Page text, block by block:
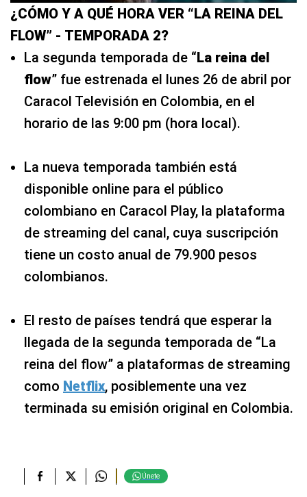
¿CÓMO Y A QUÉ HORA VER “LA REINA DEL
FLOW” - TEMPORADA 2?
La segunda temporada de “La reina del
flow” fue estrenada el lunes 26 de abril por
Caracol Televisión en Colombia, en el
horario de las 9:00 pm (hora local).
La nueva temporada también está
disponible online para el público
colombiano en Caracol Play, la plataforma
de streaming del canal, cuya suscripción
tiene un costo anual de 79.900 pesos
colombianos.
El resto de países tendrá que esperar la
llegada de la segunda temporada de “La
reina del flow” a plataformas de streaming
como Netflix, posiblemente una vez
terminada su emisión original en Colombia.
Únete